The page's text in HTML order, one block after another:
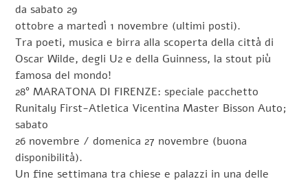
da sabato 29
ottobre a martedì 1 novembre (ultimi posti).
Tra poeti, musica e birra alla scoperta della città di
Oscar Wilde, degli U2 e della Guinness, la stout più
famosa del mondo!
28° MARATONA DI FIRENZE: speciale pacchetto
Runitaly First-Atletica Vicentina Master Bisson Auto;
sabato
26 novembre / domenica 27 novembre (buona
disponibilità).
Un fine settimana tra chiese e palazzi in una delle